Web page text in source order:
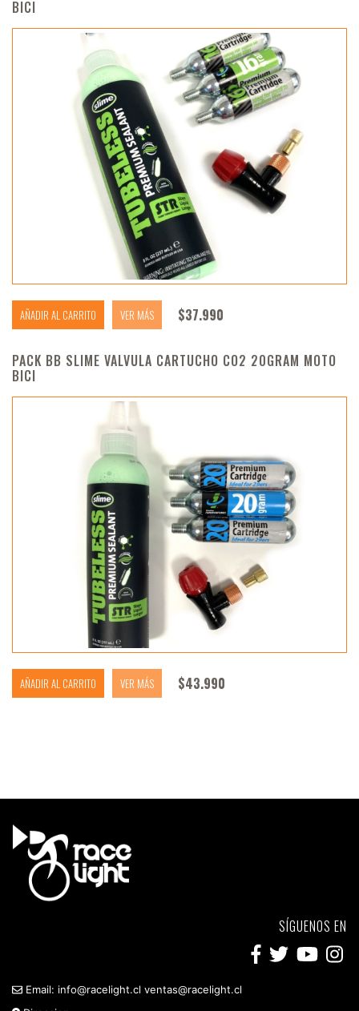
BICI
AÑADIR AL CARRITO VER MÁS $37.990
PACK BB SLIME VALVULA CARTUCHO CO2 20GRAM MOTO
BICI
AÑADIR AL CARRITO VER MÁS $43.990
SÍGUENOS EN
Email: info@racelight.cl ventas@racelight.cl